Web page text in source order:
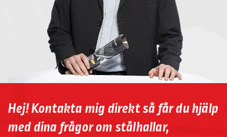
Hej! Kontakta mig direkt så får du hjälp
med dina frågor om stålhallar,